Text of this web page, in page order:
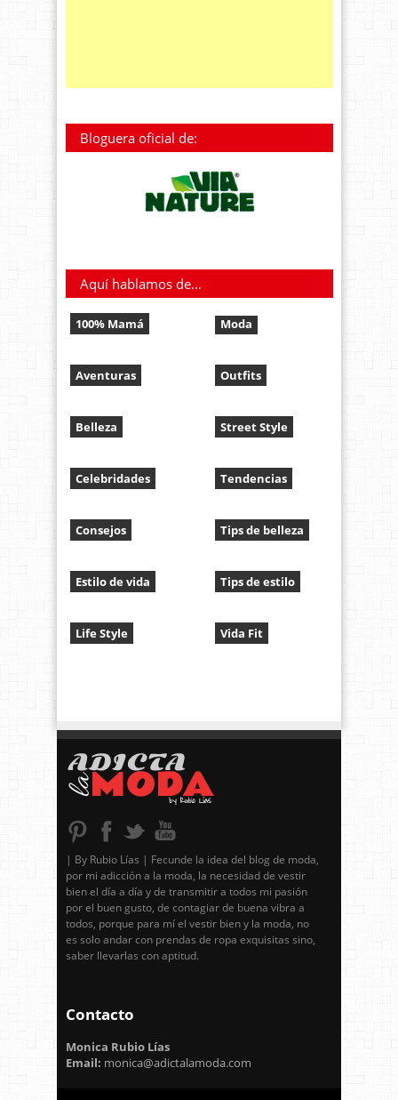
Bloguera oficial de:
Aquí hablamos de…
100% Mamá
Aventuras
Belleza
Celebridades
Consejos
Estilo de vida
Life Style
Moda
Outfits
Street Style
Tendencias
Tips de belleza
Tips de estilo
Vida Fit
| By Rubio Lías | Fecunde la idea del blog de moda,
por mi adicción a la moda, la necesidad de vestir
bien el día a día y de transmitir a todos mi pasión
por el buen gusto, de contagiar de buena vibra a
todos, porque para mí el vestir bien y la moda, no
es solo andar con prendas de ropa exquisitas sino,
saber llevarlas con aptitud.
Contacto
Monica Rubio Lías
Email: monica@adictalamoda.com